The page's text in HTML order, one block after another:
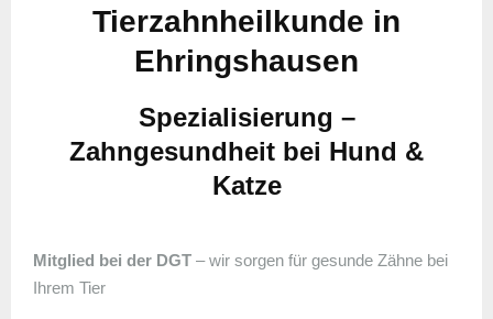
Tierzahnheilkunde in
Ehringshausen
Spezialisierung –
Zahngesundheit bei Hund &
Katze
Mitglied bei der DGT – wir sorgen für gesunde Zähne bei
Ihrem Tier